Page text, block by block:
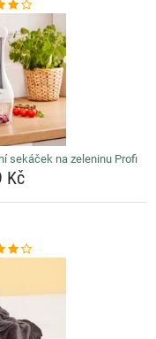
sekáček na zeleninu Profi
Kč